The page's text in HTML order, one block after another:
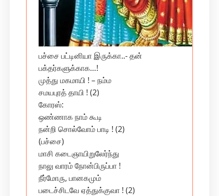
பச்சை பட்டினியா இருக்கா..- தன்
பக்தர்களுக்காக…!
முத்து மகமாயி ! – நம்ம‌
சமயபுரத் தாயி ! (2)
கோரஸ்:
ஒண்ணாக நாம் கூடி
நன்றி சொல்வோம் பாடி ! (2)
(பச்சை)
மாசி கடைஞாயிறுலேர்ந்து
நாலு வாரம் நோன்பிருப்பா !
நீர்மோரு, பானகமும்
படைச்சிடவே ஏத்துக்குவா ! (2)